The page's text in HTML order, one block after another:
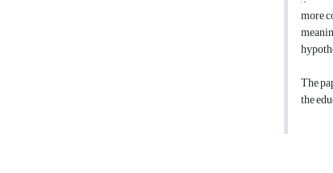
more
The
the